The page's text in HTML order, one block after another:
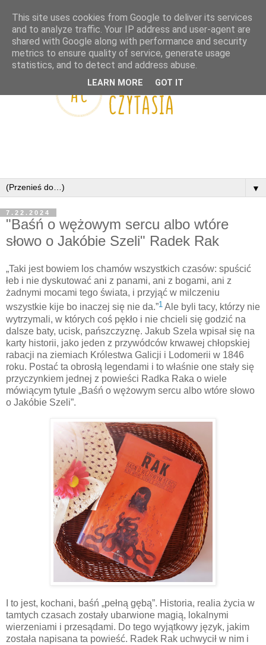
▼
7.22.2024
"Baśń o wężowym sercu albo wtóre
słowo o Jakóbie Szeli" Radek Rak
„Taki jest bowiem los chamów wszystkich czasów: spuścić
łeb i nie dyskutować ani z panami, ani z bogami, ani z
żadnymi mocami tego świata, i przyjąć w milczeniu
wszystkie kije bo inaczej się nie da.”1 Ale byli tacy, którzy nie
wytrzymali, w których coś pękło i nie chcieli się godzić na
dalsze baty, ucisk, pańszczyznę. Jakub Szela wpisał się na
karty historii, jako jeden z przywódców krwawej chłopskiej
rabacji na ziemiach Królestwa Galicji i Lodomerii w 1846
roku. Postać ta obrosłą legendami i to właśnie one stały się
przyczynkiem jednej z powieści Radka Raka o wiele
mówiącym tytule „Baśń o wężowym sercu albo wtóre słowo
o Jakóbie Szeli”.
I to jest, kochani, baśń „pełną gębą”. Historia, realia życia w
tamtych czasach zostały ubarwione magią, lokalnymi
wierzeniami i przesądami. Do tego wyjątkowy język, jakim
została napisana ta powieść. Radek Rak uchwycił w nim i
This site uses cookies from Google to deliver its services
and to analyze traffic. Your IP address and user-agent are
shared with Google along with performance and security
metrics to ensure quality of service, generate usage
statistics, and to detect and address abuse.
LEARN MORE GOT IT